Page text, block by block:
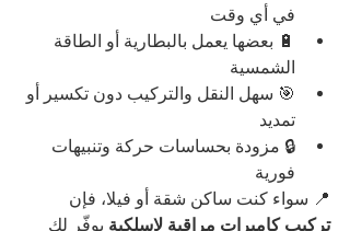
في أي وقت
🔋 بعضها يعمل بالبطارية أو الطاقة
الشمسية
🎯 سهل النقل والتركيب دون تكسير أو
تمديد
🔒 مزودة بحساسات حركة وتنبيهات
فورية
📍 سواء كنت ساكن شقة أو فيلا، فإن
تركيب كاميرات مراقبة لاسلكية يوفّر لك